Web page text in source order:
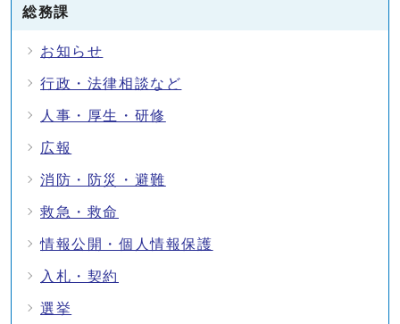
総務課
お知らせ
行政・法律相談など
人事・厚生・研修
広報
消防・防災・避難
救急・救命
情報公開・個人情報保護
入札・契約
選挙